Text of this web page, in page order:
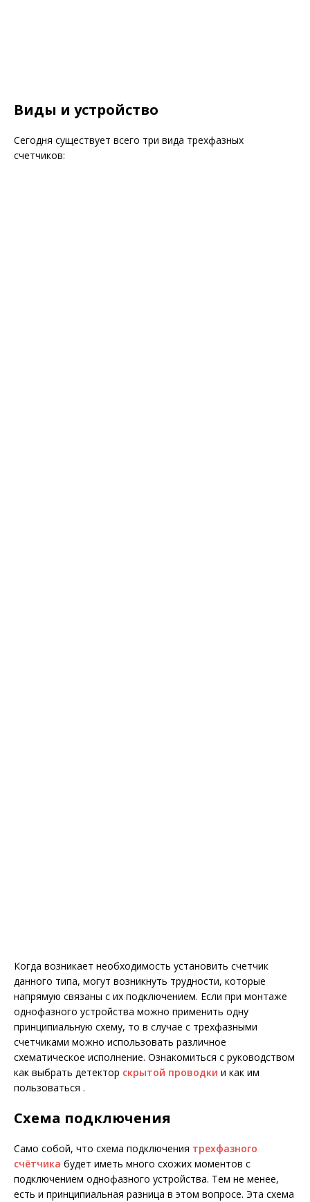
Виды и устройство
Сегодня существует всего три вида трехфазных
счетчиков:
Когда возникает необходимость установить счетчик
данного типа, могут возникнуть трудности, которые
напрямую связаны с их подключением. Если при монтаже
однофазного устройства можно применить одну
принципиальную схему, то в случае с трехфазными
счетчиками можно использовать различное
схематическое исполнение. Ознакомиться с руководством
как выбрать детектор скрытой проводки и как им
пользоваться .
Схема подключения
Само собой, что схема подключения трехфазного
счётчика будет иметь много схожих моментов с
подключением однофазного устройства. Тем не менее,
есть и принципиальная разница в этом вопросе. Эта схема